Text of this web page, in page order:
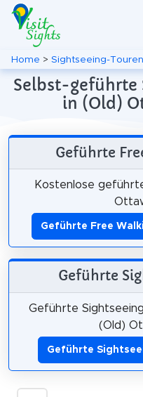
Home > Sightseeing-Touren
Selbst-geführte
in (Old)
Geführte
Kostenlose
Geführte Free
Geführte
Geführte
(Old)
Geführte